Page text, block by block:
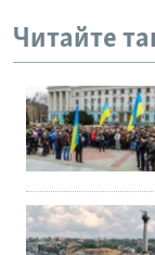
Читайте